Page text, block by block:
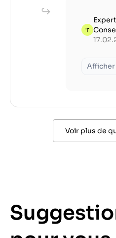
Afficher
Voir plus de